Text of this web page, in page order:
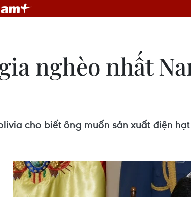
nghèo nhất
cho biết ông muốn sản xuất điện